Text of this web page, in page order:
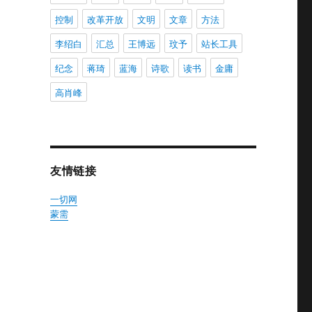
控制
改革开放 文明 文章
方法
李绍白
汇总 王博远 玟予
站长工具
纪念
蒋琦 蓝海 诗歌 读书
金庸
高肖峰
友情链接
一切网
蒙需